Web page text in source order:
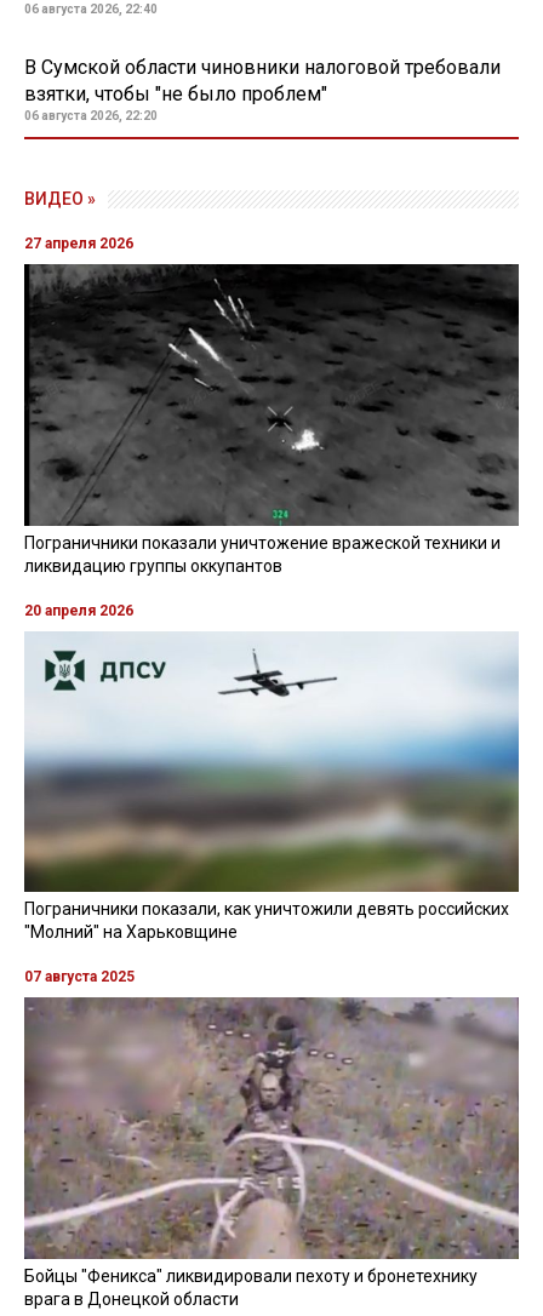
06 августа 2026, 22:40
В Сумской области чиновники налоговой требовали
взятки, чтобы "не было проблем"
06 августа 2026, 22:20
09 декабря 2020, 14:21
Информацию об избиении нардепа
подтвердил замглавы МВД
Добавил, что побили "не сильно"
Фото из открытых источников
Читайте також
українською мовою
Антон Геращенко сообщил, что нардепа Юрченко
действительно избили
Это сказал Антон Геращенко вкомментарии
Замглавы МВД Антон Геращенко подтвердил
информацию об избиении нардепа Юрченко.
Да, побили. Не сильно. Заявитель сам
Юрченко, - сообщил Геращенко.
Напомним, ранее сообщалось, что
нардепа Юрченко, которого подозревают в
НАРДЕП МИНИСТЕРСТВО АНТОН ГЕРАЩЕНКО ИЗБИЕНИЕ
ЧИТАЙТЕ ТАКОЖ »
Помощник нардепа Сухова устроил ДТП в нетрезвом
состоянии и получил только штраф
09 декабря 2020, 12:09